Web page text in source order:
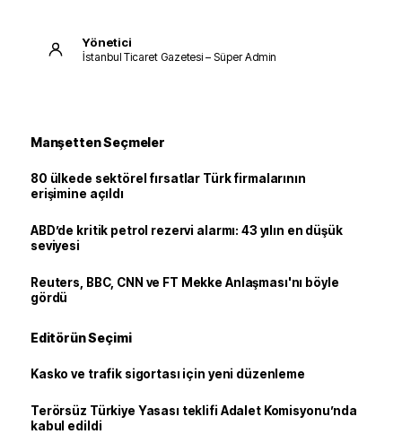
Yönetici
İstanbul Ticaret Gazetesi – Süper Admin
Manşetten Seçmeler
80 ülkede sektörel fırsatlar Türk firmalarının
erişimine açıldı
ABD’de kritik petrol rezervi alarmı: 43 yılın en düşük
seviyesi
Reuters, BBC, CNN ve FT Mekke Anlaşması'nı böyle
gördü
Editörün Seçimi
Kasko ve trafik sigortası için yeni düzenleme
Terörsüz Türkiye Yasası teklifi Adalet Komisyonu’nda
kabul edildi